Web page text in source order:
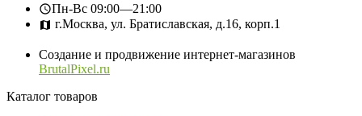
Пн-Вс 09:00—21:00
г.Москва, ул. Братиславская, д.16, корп.1
Создание и продвижение интернет-магазинов
BrutalPixel.ru
Каталог товаров